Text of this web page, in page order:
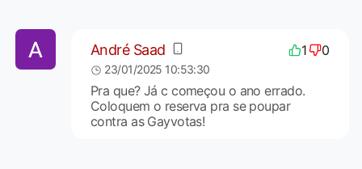
André Saad 1 0
23/01/2025 10:53:30
Pra que? Já c começou o ano errado.
Coloquem o reserva pra se poupar
contra as Gayvotas!